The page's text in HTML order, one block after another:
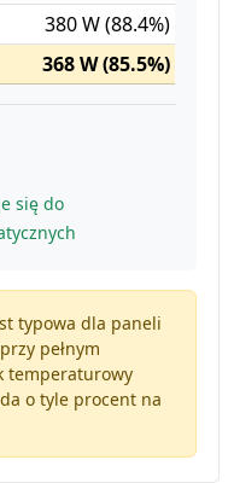
380 W (88.4%)
368 W (85.5%)
się do
typowa dla paneli
pełnym
temperaturowy
o tyle procent na